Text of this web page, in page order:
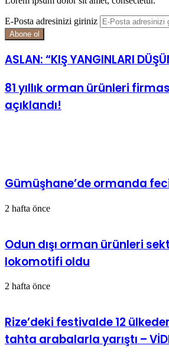
E-Posta adresinizi giriniz
ASLAN: “KIŞ YANGINLARI
81 yıllık orman ürünleri
açıklandı!
Gümüşhane’de ormanda
2 hafta önce
Odun dışı orman ürünleri
lokomotifi oldu
2 hafta önce
Rize’deki festivalde 12
tahta arabalarla yarıştı –